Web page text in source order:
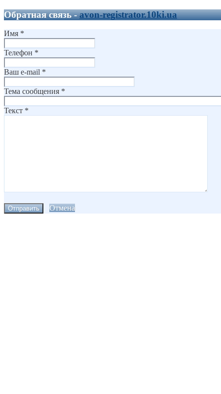
Обратная связь -avon-registrator.10ki.ua
Имя *
Телефон *
Ваш e-mail *
Тема сообщения *
Текст *
Отправить Отмена